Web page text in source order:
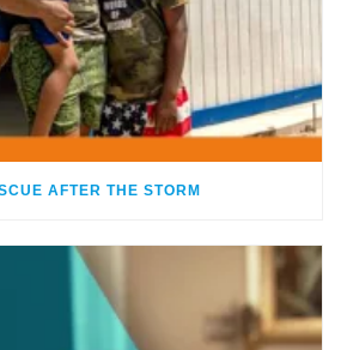
AFTER THE STORM